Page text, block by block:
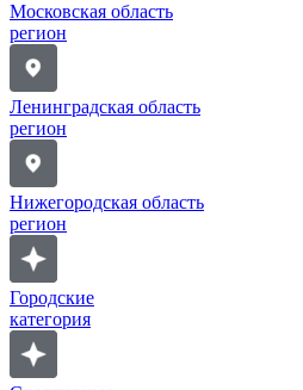
Московская область
регион
Ленинградская область
регион
Нижегородская область
регион
Городские
категория